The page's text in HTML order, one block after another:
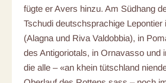
fügte er Avers hinzu. Am Südhang
Tschudi deutschsprachige Lepontier
(Alagna und Riva Valdobbia), in
des Antigoriotals, in Ornavasso und
die alle – «an khein tütschland